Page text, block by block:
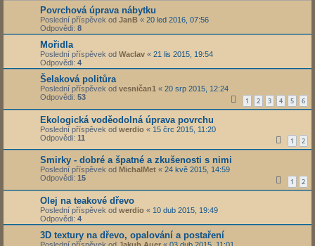
Povrchová úprava nábytku
Poslední příspěvek od JanB « 20 led 2016, 07:56
Odpovědi: 8
Mořidla
Poslední příspěvek od Waclav « 21 lis 2015, 19:54
Odpovědi: 4
Šelaková politůra
Poslední příspěvek od vesničan1 « 20 srp 2015, 12:24
Odpovědi: 53 1 2 3 4 5 6
Ekologická voděodolná úprava povrchu
Poslední příspěvek od werdio « 15 črc 2015, 11:20
Odpovědi: 11 1 2
Smirky - dobré a špatné a zkušenosti s nimi
Poslední příspěvek od MichalMet « 24 kvě 2015, 14:59
Odpovědi: 15 1 2
Olej na teakové dřevo
Poslední příspěvek od werdio « 10 dub 2015, 19:49
Odpovědi: 4
3D textury na dřevo, opalování a postaření